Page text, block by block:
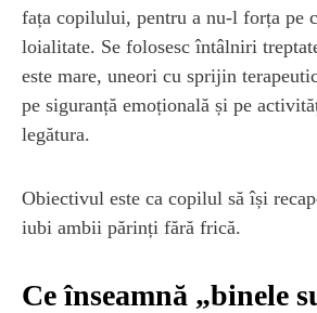
fața copilului, pentru a nu-l forța pe
loialitate. Se folosesc întâlniri
este mare, uneori cu sprijin
pe siguranță emoțională și pe
legătura.
Obiectivul este ca copilul să își
iubi ambii părinți fără frică.
Ce înseamnă „binele